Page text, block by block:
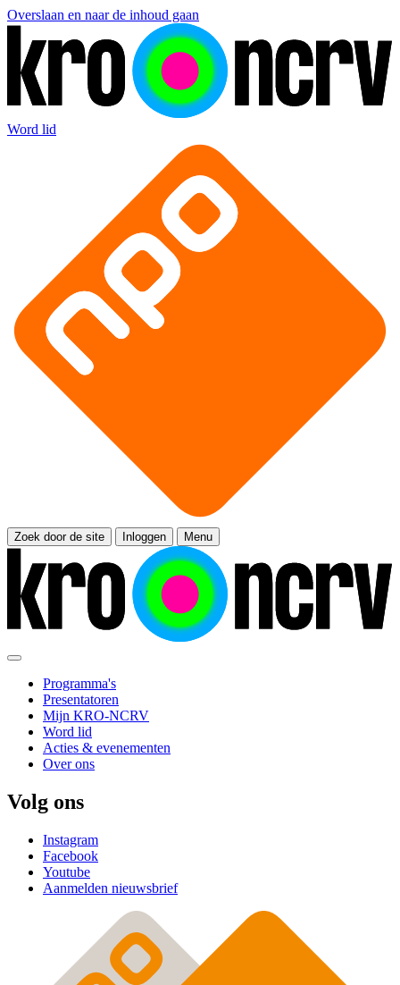
Overslaan en naar de inhoud gaan
Word lid
Zoek door de site Inloggen Menu
Programma's
Presentatoren
Mijn KRO-NCRV
Word lid
Acties & evenementen
Over ons
Volg ons
Instagram
Facebook
Youtube
Aanmelden nieuwsbrief